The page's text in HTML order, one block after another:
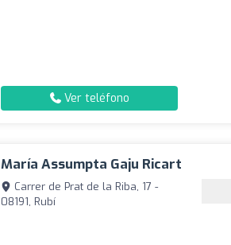
Ver teléfono
María Assumpta Gaju Ricart
Carrer de Prat de la Riba, 17 -
08191, Rubí